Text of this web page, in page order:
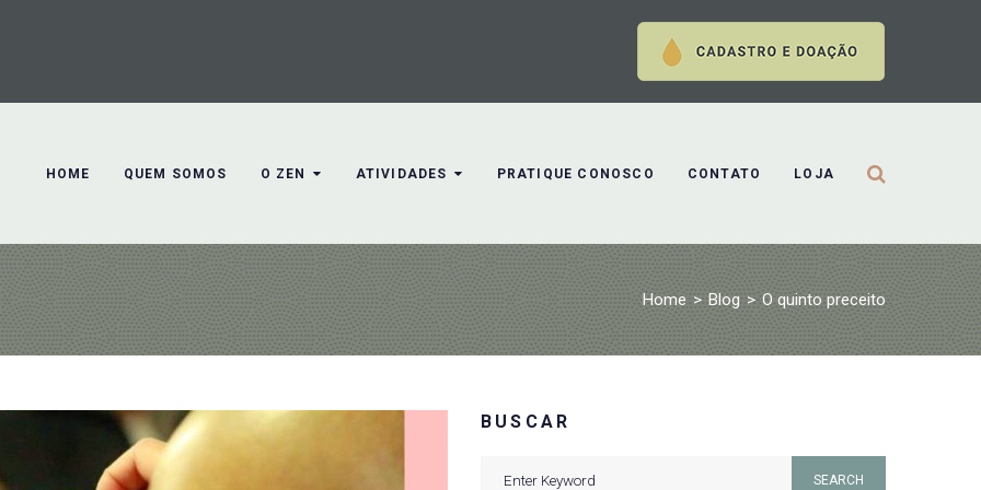
HOME QUEM SOMOS O ZEN ATIVIDADES PRATIQUE CONOSCO CONTATO LOJA
Home > Blog > O quinto preceito
BUSCAR
SEARCH